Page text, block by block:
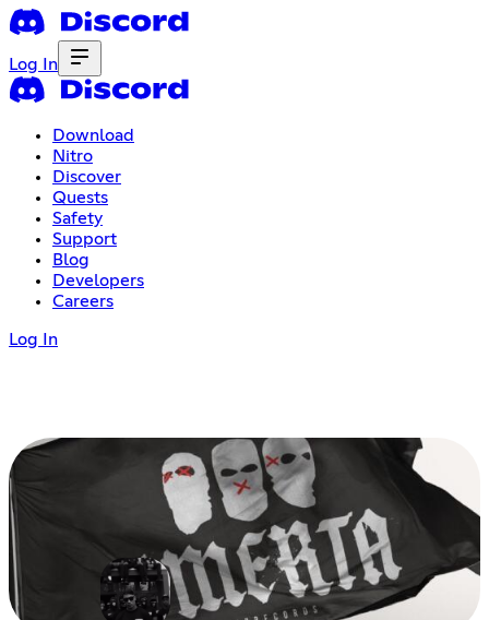
Log In
Download
Nitro
Discover
Quests
Safety
Support
Blog
Developers
Careers
Log In